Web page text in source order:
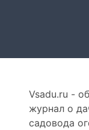
Vsadu.ru -
журнал о
садовода